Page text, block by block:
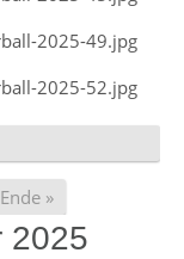
Ende »
2025